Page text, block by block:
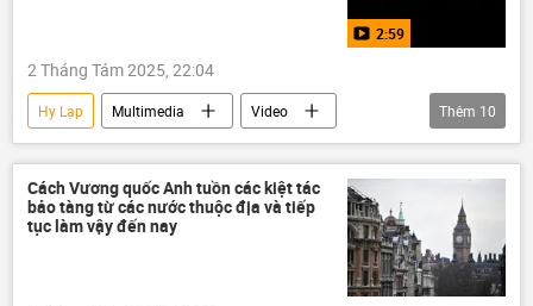
2:59
2 Tháng Tám 2025, 22:04
Hy Lạp Multimedia
Video
Thế giới
Anh
Trung Quốc
Văn hóa
Ấn Độ
Syria
di sản
Di sản thế giới
bị cướp
Thêm 10
Cách Vương quốc Anh tuồn các kiệt tác
bảo tàng từ các nước thuộc địa và tiếp
tục làm vậy đến nay